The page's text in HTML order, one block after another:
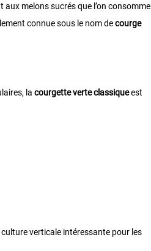
melons sucrés que l’on consomme
connue sous le nom decourge
la courgette verte classiqueest
verticale intéressante pour les